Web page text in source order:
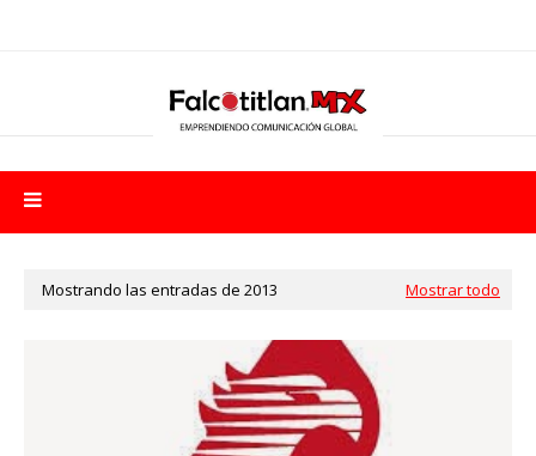
Mostrando las entradas de 2013 Mostrar todo